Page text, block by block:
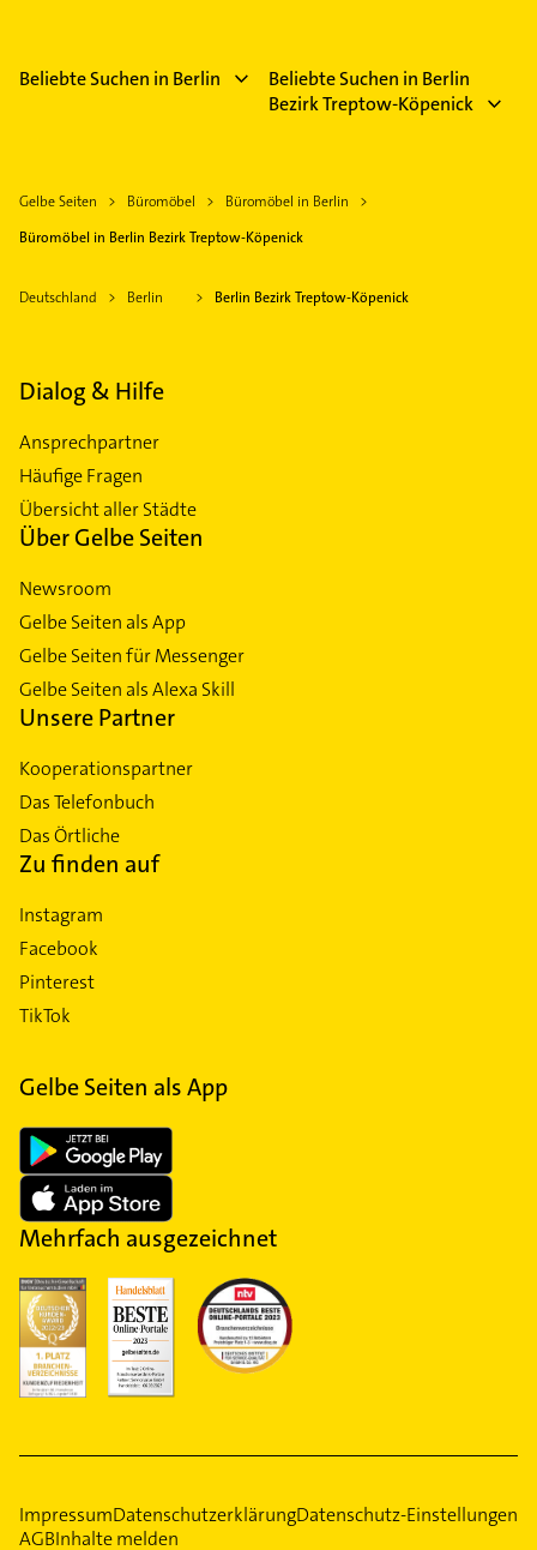
Beliebte Suchen in Berlin
Beliebte Suchen in Berlin
Bezirk Treptow-Köpenick
Gelbe Seiten Büromöbel
Büromöbel in Berlin
Büromöbel in Berlin Bezirk Treptow-Köpenick
Deutschland Berlin Berlin Bezirk Treptow-Köpenick
Dialog & Hilfe
Ansprechpartner
Häufige Fragen
Übersicht aller Städte
Über Gelbe Seiten
Newsroom
Gelbe Seiten als App
Gelbe Seiten für Messenger
Gelbe Seiten als Alexa Skill
Unsere Partner
Kooperationspartner
Das Telefonbuch
Das Örtliche
Zu finden auf
Instagram
Facebook
Pinterest
TikTok
Gelbe Seiten als App
Mehrfach ausgezeichnet
ImpressumDatenschutzerklärungDatenschutz-Einstellungen
AGBInhalte melden